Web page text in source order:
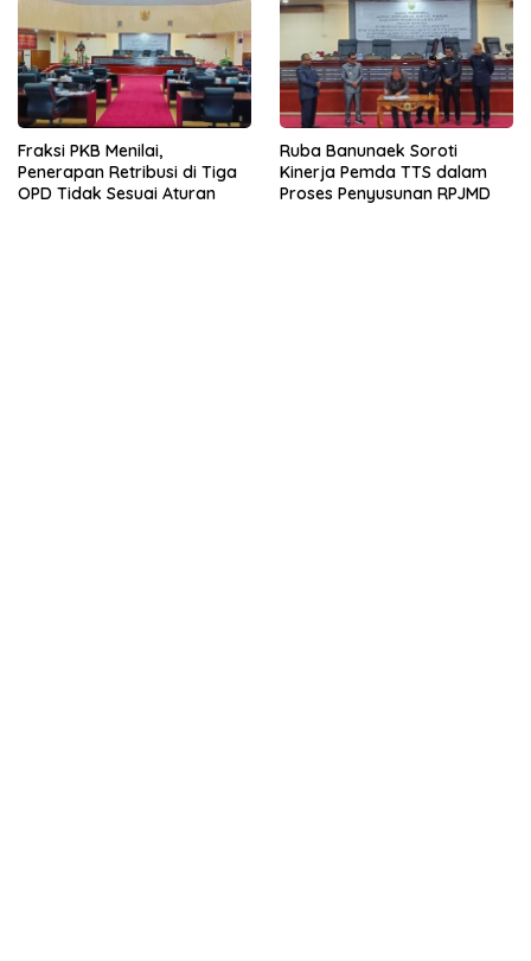
Fraksi PKB Menilai,
Penerapan Retribusi di Tiga
OPD Tidak Sesuai Aturan
Ruba Banunaek Soroti
Kinerja Pemda TTS dalam
Proses Penyusunan RPJMD